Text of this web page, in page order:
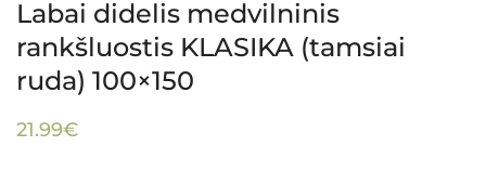
Labai didelis medvilninis
rankšluostis KLASIKA (tamsiai
ruda) 100×150
21.99€